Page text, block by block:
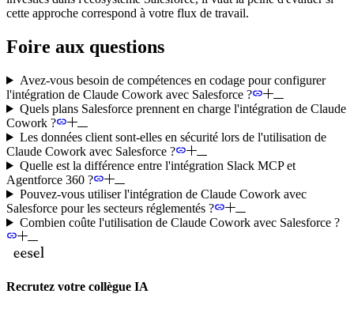
cette approche correspond à votre flux de travail.
Foire aux questions
Avez-vous besoin de compétences en codage pour configurer
l'intégration de Claude Cowork avec Salesforce ?
Quels plans Salesforce prennent en charge l'intégration de Claude
Cowork ?
Les données client sont-elles en sécurité lors de l'utilisation de
Claude Cowork avec Salesforce ?
Quelle est la différence entre l'intégration Slack MCP et
Agentforce 360 ?
Pouvez-vous utiliser l'intégration de Claude Cowork avec
Salesforce pour les secteurs réglementés ?
Combien coûte l'utilisation de Claude Cowork avec Salesforce ?
Recrutez votre collègue IA